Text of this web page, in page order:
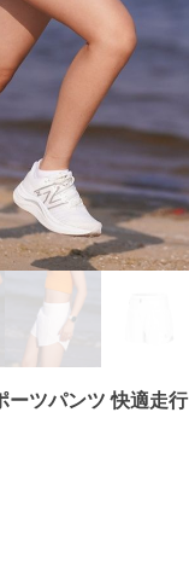
ーツパンツ 快適走